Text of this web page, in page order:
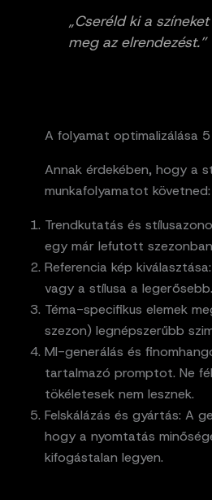
„Cseréld ki a
meg az elrendezést.”
A folyamat optimalizálása
Annak érdekében, hogy a
munkafolyamatot követned:
Trendkutatás és
egy már lefutott
Referencia kép
vagy a stílusa a legerősebb.
Téma-specifikus elemek
szezon) legnépszerűbb
MI-generálás és
tartalmazó promptot. Ne
tökéletesek nem lesznek.
Felskálázás és gyártás: A
hogy a nyomtatás
kifogástalan legyen.